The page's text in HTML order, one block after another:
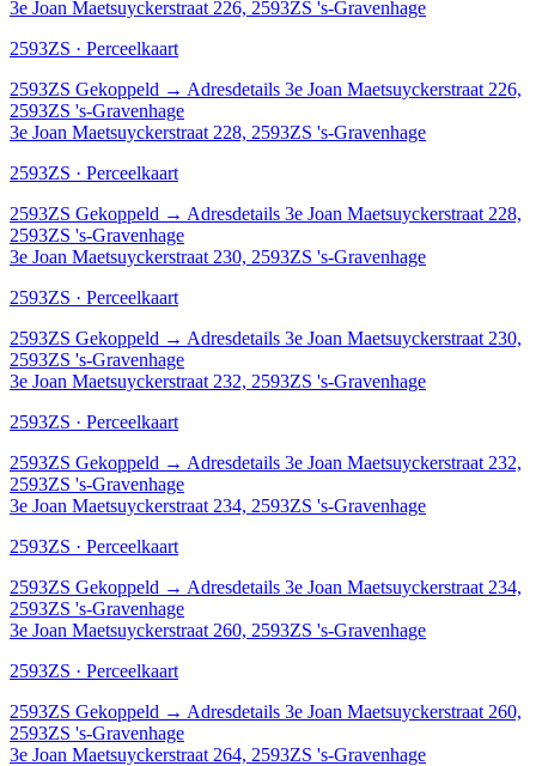
3e Joan Maetsuyckerstraat 226, 2593ZS 's-Gravenhage
2593ZS · Perceelkaart
2593ZS Gekoppeld → Adresdetails 3e Joan Maetsuyckerstraat 226,
2593ZS 's-Gravenhage
3e Joan Maetsuyckerstraat 228, 2593ZS 's-Gravenhage
2593ZS · Perceelkaart
2593ZS Gekoppeld → Adresdetails 3e Joan Maetsuyckerstraat 228,
2593ZS 's-Gravenhage
3e Joan Maetsuyckerstraat 230, 2593ZS 's-Gravenhage
2593ZS · Perceelkaart
2593ZS Gekoppeld → Adresdetails 3e Joan Maetsuyckerstraat 230,
2593ZS 's-Gravenhage
3e Joan Maetsuyckerstraat 232, 2593ZS 's-Gravenhage
2593ZS · Perceelkaart
2593ZS Gekoppeld → Adresdetails 3e Joan Maetsuyckerstraat 232,
2593ZS 's-Gravenhage
3e Joan Maetsuyckerstraat 234, 2593ZS 's-Gravenhage
2593ZS · Perceelkaart
2593ZS Gekoppeld → Adresdetails 3e Joan Maetsuyckerstraat 234,
2593ZS 's-Gravenhage
3e Joan Maetsuyckerstraat 260, 2593ZS 's-Gravenhage
2593ZS · Perceelkaart
2593ZS Gekoppeld → Adresdetails 3e Joan Maetsuyckerstraat 260,
2593ZS 's-Gravenhage
3e Joan Maetsuyckerstraat 264, 2593ZS 's-Gravenhage